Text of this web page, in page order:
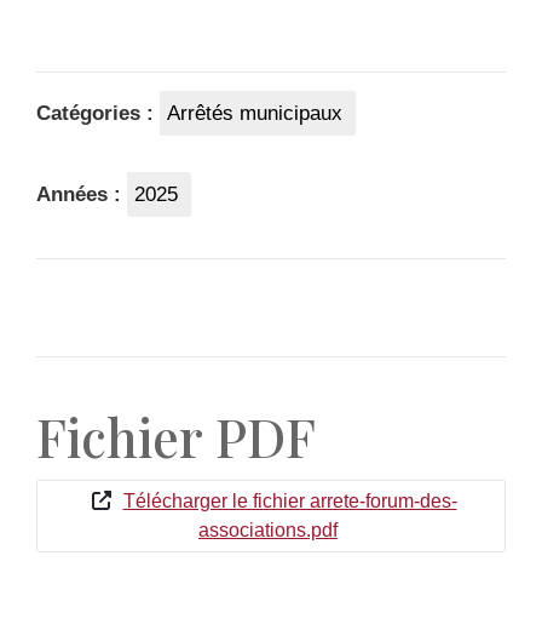
Catégories : Arrêtés municipaux
Années : 2025
Fichier PDF
Télécharger le fichier arrete-forum-des-
associations.pdf